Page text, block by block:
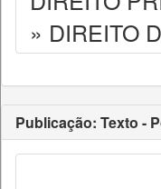
» DIREITO
Publicação: Texto -